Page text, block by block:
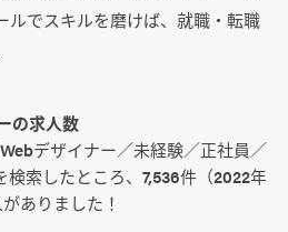
ルでスキルを磨けば、就職・転職
の求人数
デザイナー／未経験／正社員／
索したところ、7,536件（2022年
ありました！